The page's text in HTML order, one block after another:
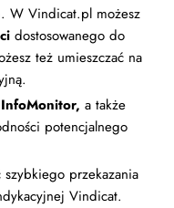
W Vindicat.pl możesz
dostosowanego do
też umieszczać na
a także
potencjalnego
szybkiego przekazania
Vindicat.